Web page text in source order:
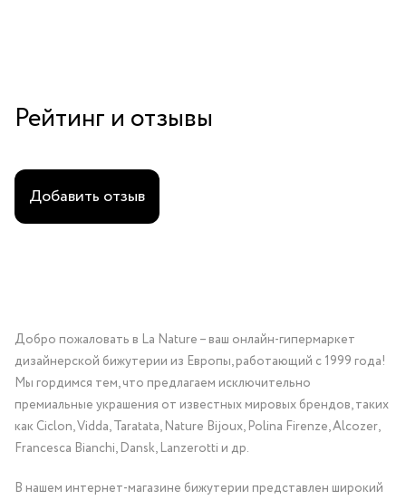
Рейтинг и отзывы
Добавить отзыв
Добро пожаловать в La Nature – ваш онлайн-гипермаркет
дизайнерской бижутерии из Европы, работающий с 1999 года!
Мы гордимся тем, что предлагаем исключительно
премиальные украшения от известных мировых брендов, таких
как Ciclon, Vidda, Taratata, Nature Bijoux, Polina Firenze, Alcozer,
Francesca Bianchi, Dansk, Lanzerotti и др.
В нашем интернет-магазине бижутерии представлен широкий